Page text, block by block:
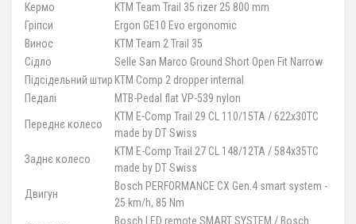
Кермо
KTM Team Trail 35 rizer 25 800 mm
Гріпси
Ergon GE10 Evo ergonomic
Винос
KTM Team 2 Trail 35
Сідло
Selle San Marco Ground Short Open Fit Narrow
Підсідельний штир KTM Comp 2 dropper internal
Педалі
MTB-Pedal flat VP-539 nylon
Переднє колесо
KTM E-Comp Trail 29 CL 110/15TA / 622x30TC
made by DT Swiss
Заднє колесо
KTM E-Comp Trail 27 CL 148/12TA / 584x35TC
made by DT Swiss
Двигун
Bosch PERFORMANCE CX Gen.4 smart system -
25 km/h, 85 Nm
Bosch LED remote SMART SYSTEM / Bosch